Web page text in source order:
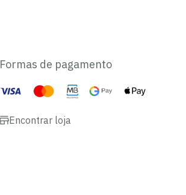
Formas de pagamento
Encontrar loja